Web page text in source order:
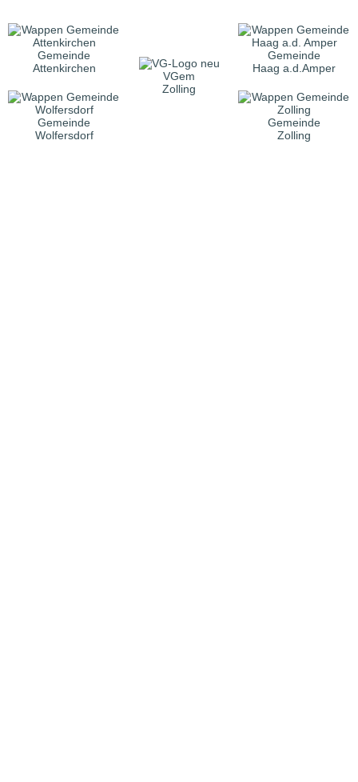
Gemeinde
Attenkirchen
VGem
Zolling
Gemeinde
Haag a.d.Amper
Gemeinde
Wolfersdorf
Gemeinde
Zolling